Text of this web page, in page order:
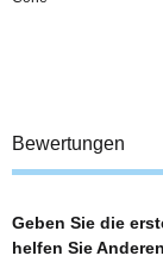
Bewertungen
Geben Sie die
helfen Sie